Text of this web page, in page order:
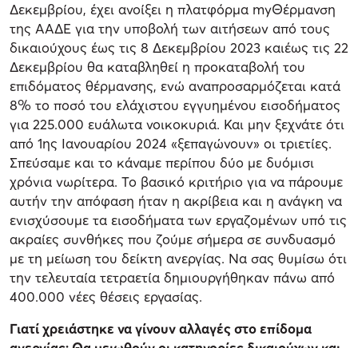
Δεκεμβρίου, έχει ανοίξει η πλατφόρμα myΘέρμανση
της ΑΑΔΕ για την υποβολή των αιτήσεων από τους
δικαιούχους έως τις 8 Δεκεμβρίου 2023 καιέως τις 22
Δεκεμβρίου θα καταβληθεί η προκαταβολή του
επιδόματος θέρμανσης, ενώ αναπροσαρμόζεται κατά
8% το ποσό του ελάχιστου εγγυημένου εισοδήματος
για 225.000 ευάλωτα νοικοκυριά. Και μην ξεχνάτε ότι
από 1ης Ιανουαρίου 2024 «ξεπαγώνουν» οι τριετίες.
Σπεύσαμε και το κάναμε περίπου δύο με δυόμισι
χρόνια νωρίτερα. Το βασικό κριτήριο για να πάρουμε
αυτήν την απόφαση ήταν η ακρίβεια και η ανάγκη να
ενισχύσουμε τα εισοδήματα των εργαζομένων υπό τις
ακραίες συνθήκες που ζούμε σήμερα σε συνδυασμό
με τη μείωση του δείκτη ανεργίας. Να σας θυμίσω ότι
την τελευταία τετραετία δημιουργήθηκαν πάνω από
400.000 νέες θέσεις εργασίας.
Γιατί χρειάστηκε να γίνουν αλλαγές στο επίδομα